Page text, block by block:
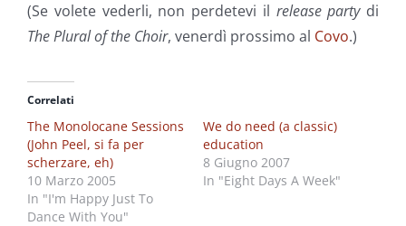
(Se volete vederli, non perdetevi il release party di
The Plural of the Choir, venerdì prossimo al Covo.)
Correlati
The Monolocane Sessions
(John Peel, si fa per
scherzare, eh)
10 Marzo 2005
In "I'm Happy Just To
Dance With You"
We do need (a classic)
education
8 Giugno 2007
In "Eight Days A Week"